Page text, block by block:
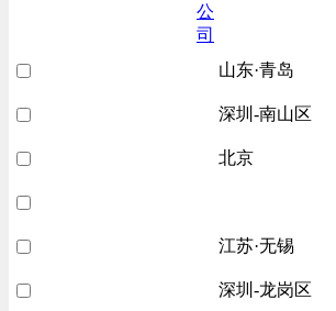
公
司
山东·青岛
深圳-南山区
北京
江苏·无锡
深圳-龙岗区